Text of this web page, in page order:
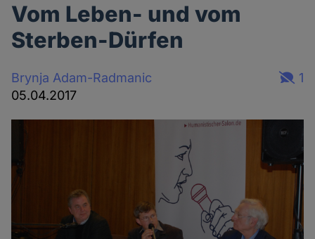
Vom Leben- und vom
Sterben-Dürfen
Brynja Adam-Radmanic
05.04.2017
1